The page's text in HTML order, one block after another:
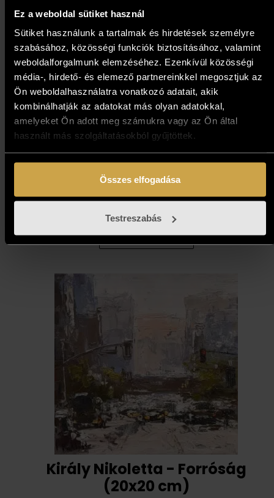
Ez a weboldal sütiket használ
Sütiket használunk a tartalmak és hirdetések személyre
szabásához, közösségi funkciók biztosításához, valamint
weboldalforgalmunk elemzéséhez. Ezenkívül közösségi
média-, hirdető- és elemező partnereinkkel megosztjuk az
Ön weboldalhasználatra vonatkozó adatait, akik
kombinálhatják az adatokat más olyan adatokkal,
amelyeket Ön adott meg számukra vagy az Ön által
használt más szolgáltatásokból gyűjtöttek.
Összes elfogadása
Testreszabás
Koday László - Hideg van
(60x80 cm)
593 000Ft
Kosárba teszem
Király Nikoletta - Forróság
(20x20 cm)